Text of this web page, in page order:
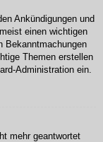
Ankündigungen und
einen wichtigen
Bekanntmachungen
Themen erstellen
Administration ein.
mehr geantwortet